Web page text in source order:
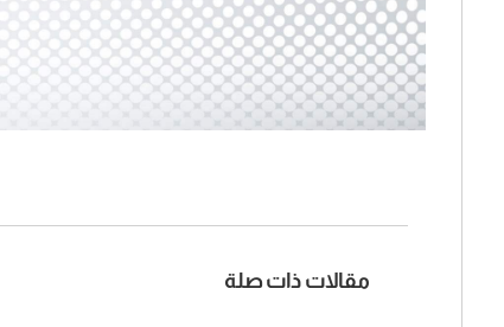
مقالات ذات صلة